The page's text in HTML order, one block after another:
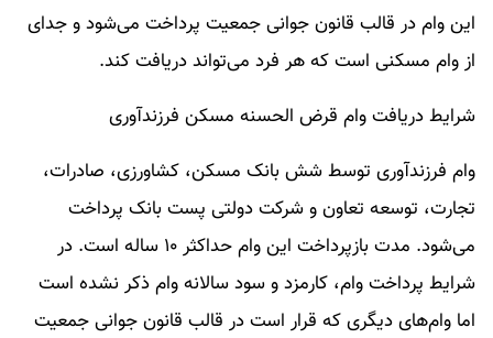
این وام در قالب قانون جوانی جمعیت پرداخت می‌شود و جدای
از وام مسکنی است که هر فرد می‌تواند دریافت کند.
شرایط دریافت وام قرض الحسنه مسکن فرزندآوری
وام فرزندآوری توسط شش بانک مسکن، کشاورزی، صادرات،
تجارت، توسعه تعاون و شرکت دولتی پست بانک پرداخت
می‌شود. مدت بازپرداخت این وام حداکثر ۱۰ ساله است. در
شرایط پرداخت وام، کارمزد و سود سالانه وام ذکر نشده است
اما وام‌های دیگری که قرار است در قالب قانون جوانی جمعیت